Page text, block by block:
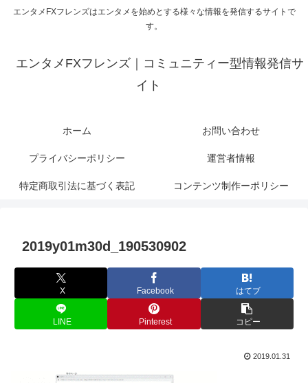
エンタメFXフレンズはエンタメを始めとする様々な情報を発信するサイトで
す。
エンタメFXフレンズ｜コミュニティー型情報発信サ
イト
ホーム お問い合わせ
プライバシーポリシー 運営者情報
特定商取引法に基づく表記 コンテンツ制作ーポリシー
2019y01m30d_190530902
X Facebook はてブ
LINE Pinterest コピー
2019.01.31